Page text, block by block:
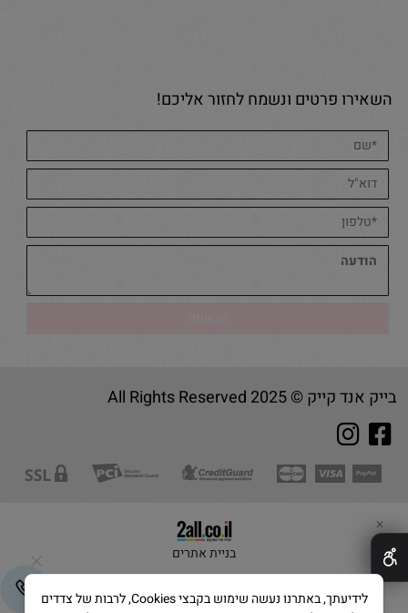
השאירו פרטים ונשמח לחזור אליכם!
בייק אנד קייק © 2025 All Rights Reserved
בניית אתרים
✕
לידיעתך, באתרנו נעשה שימוש בקבצי Cookies, לרבות של צדדים